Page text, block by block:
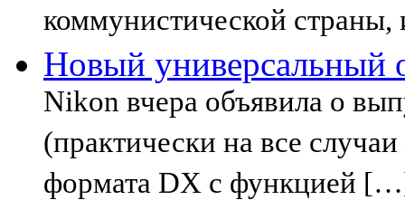
коммунистической
Новый универсальный
Nikon вчера объявила о
(практически на все
формата DX с функцией